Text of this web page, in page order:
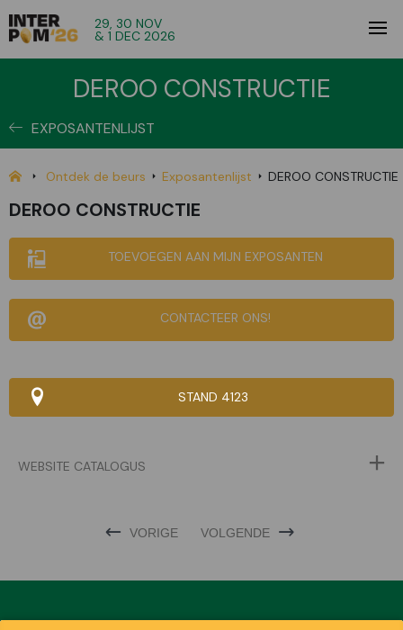
29, 30 NOV
& 1 DEC 2026
DEROO CONSTRUCTIE
EXPOSANTENLIJST
Ontdek de beurs Exposantenlijst DEROO CONSTRUCTIE
DEROO CONSTRUCTIE
TOEVOEGEN AAN MIJN EXPOSANTEN
CONTACTEER ONS!
STAND 4123
WEBSITE CATALOGUS
VORIGE VOLGENDE